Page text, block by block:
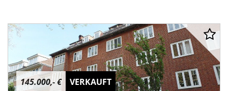
145.000,- € VERKAUFT